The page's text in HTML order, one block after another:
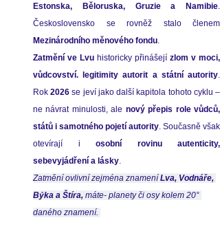
Estonska, Běloruska, Gruzie a Namibie
Mezinárodního měnového fondu
Zatmění ve Lvu historicky přinášejí zlom v moci,
vůdcovství. legitimity autorit a státní autority
Rok 2026 se jeví jako další kapitola tohoto cyklu –
ne návrat minulosti, ale nový přepis role vůdců,
států i samotného pojetí autority . Současně však
otevírají i osobní rovinu autenticity,
sebevyjádření a lásky
Zatmění ovlivní zejména znamení Lva, Vodnáře,
Býka a Štíra, máte- planety či osy kolem 20°
daného znamení.